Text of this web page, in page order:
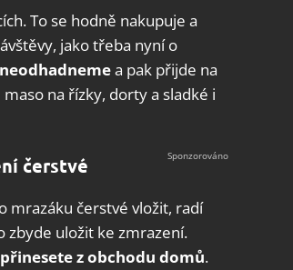
To se hodně nakupuje a
jako třeba nyní o
a pak přijde na
na řízky, dorty a sladké i
čerstvé
mrazáku čerstvé vložit, radí
zbyde uložit ke zmrazení.
z obchodu domů.